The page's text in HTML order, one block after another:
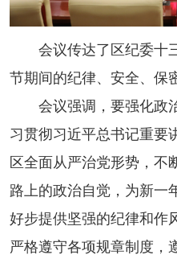
会议传达了区纪委十
节期间的纪律、安全、保
会议强调，要强化政
习贯彻习近平总书记重要
区全面从严治党形势，不
路上的政治自觉，为新一
好步提供坚强的纪律和作
严格遵守各项规章制度，